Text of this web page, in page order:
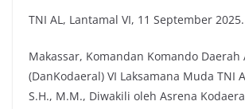
TNI AL, Lantamal VI, 11 September 2025.
Makassar, Komandan Komando Daerah
(DanKodaeral) VI Laksamana Muda TNI
S.H., M.M., Diwakili oleh Asrena